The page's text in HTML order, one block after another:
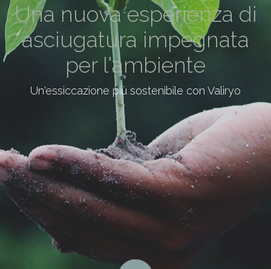
Una nuova esperienza di
asciugatura impegnata
per l'ambiente
Un'essiccazione più sostenibile con Valiryo